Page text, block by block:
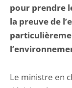
pour prendre
la preuve de
Le ministre en